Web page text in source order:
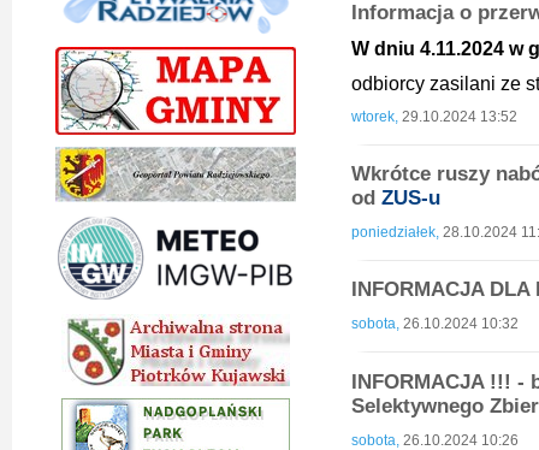
Informacja o
W dniu 4.11.2024 w
odbiorcy zasilani ze
wtorek, 29.10.2024 13:52
Wkrótce ruszy
od ZUS-u
poniedziałek, 28.10.2024
INFORMACJA
sobota, 26.10.2024 10:32
INFORMACJA !!! -
Selektywnego
sobota, 26.10.2024 10:26